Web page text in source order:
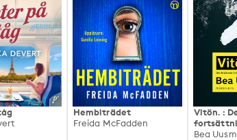
Hembiträdet
Freida McFadden
Vitön. :
Bea